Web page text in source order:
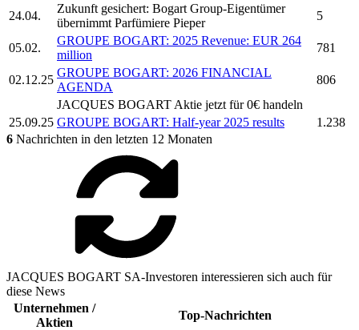
24.04.
Zukunft gesichert: Bogart Group-Eigentümer
übernimmt Parfümiere Pieper
5
05.02.
GROUPE BOGART: 2025 Revenue: EUR 264
million
781
02.12.25
GROUPE BOGART: 2026 FINANCIAL
AGENDA
806
JACQUES BOGART Aktie jetzt für 0€ handeln
25.09.25 GROUPE BOGART: Half-year 2025 results
1.238
6 Nachrichten in den letzten 12 Monaten
JACQUES BOGART SA-Investoren interessieren sich auch für
diese News
Unternehmen /
Aktien
Top-Nachrichten